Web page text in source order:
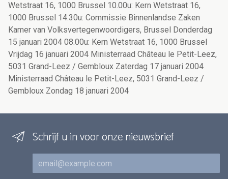
Wetstraat 16, 1000 Brussel 10.00u: Kern Wetstraat 16,
1000 Brussel 14.30u: Commissie Binnenlandse Zaken
Kamer van Volksvertegenwoordigers, Brussel Donderdag
15 januari 2004 08.00u: Kern Wetstraat 16, 1000 Brussel
Vrijdag 16 januari 2004 Ministerraad Château le Petit-Leez,
5031 Grand-Leez / Gembloux Zaterdag 17 januari 2004
Ministerraad Château le Petit-Leez, 5031 Grand-Leez /
Gembloux Zondag 18 januari 2004
Schrijf u in voor onze nieuwsbrief
E-mail